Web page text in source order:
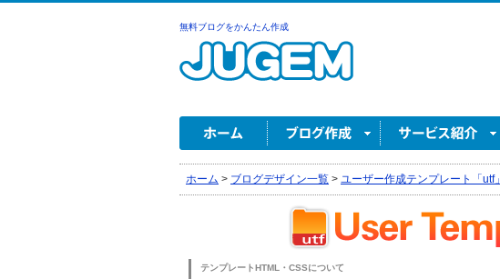
無料ブログをかんたん作成
ホーム > ブログデザイン一覧 > ユーザー作成テンプレート「utf」
テンプレートHTML・CSSについて